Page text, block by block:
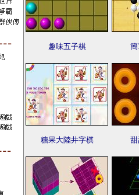
趣味五子棋
糖果大陸井字棋